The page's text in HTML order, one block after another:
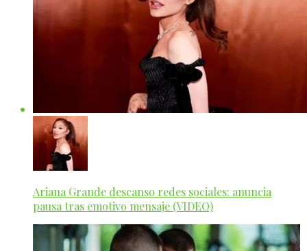
Ariana Grande descanso redes sociales: anuncia
pausa tras emotivo mensaje (VIDEO)